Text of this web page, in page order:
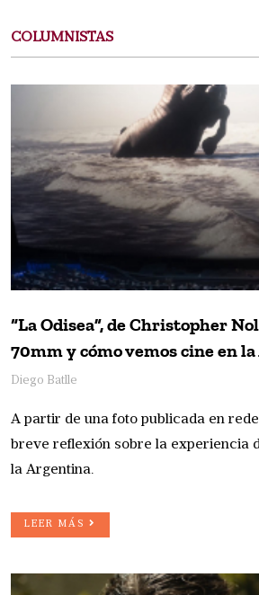
COLUMNISTAS
“La Odisea”, de Christopher
70mm y cómo vemos cine en
Diego Batlle
A partir de una foto publicada en
breve reflexión sobre la experiencia
la Argentina.
LEER MÁS